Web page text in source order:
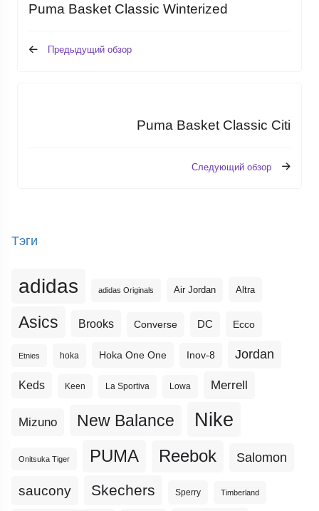
Puma Basket Classic Winterized
Предыдущий обзор
Puma Basket Classic Citi
Следующий обзор
Тэги
adidas adidas Originals Air Jordan Altra
Asics Brooks Converse DC Ecco
Etnies hoka Hoka One One Inov-8 Jordan
Keds Keen La Sportiva Lowa Merrell
Mizuno New Balance Nike
Onitsuka Tiger PUMA Reebok Salomon
saucony Skechers Sperry Timberland